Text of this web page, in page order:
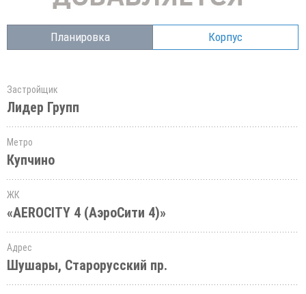
Планировка Корпус
Застройщик
Лидер Групп
Метро
Купчино
ЖК
«AEROCITY 4 (АэроСити 4)»
Адрес
Шушары, Старорусский пр.